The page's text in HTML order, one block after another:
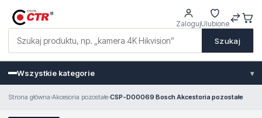
Szukaj
ZalogujUlubione
Wszystkie kategorie ▾
Strona główna›Akcesoria pozostałe›CSP-D00069 Bosch Akcestoria pozostałe